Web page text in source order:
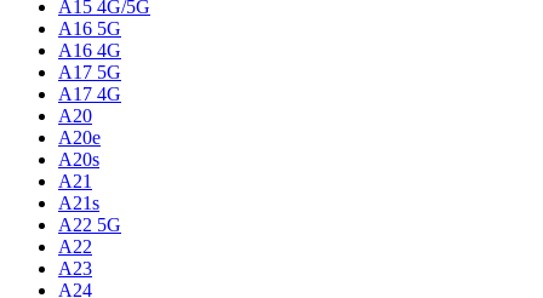
A15 4G/5G
A16 5G
A16 4G
A17 5G
A17 4G
A20
A20e
A20s
A21
A21s
A22 5G
A22
A23
A24